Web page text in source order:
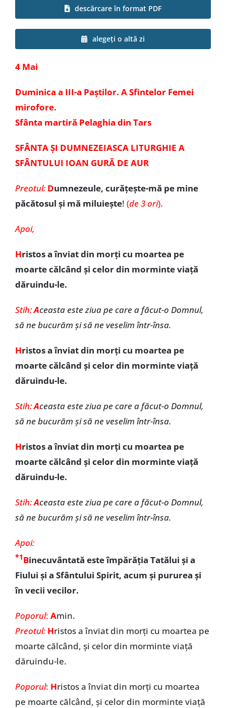
descărcare în format PDF
alegeți o altă zi
4 Mai
Duminica a III-a Paștilor. A Sfintelor Femei
mirofore.
Sfânta martiră Pelaghia din Tars
SFÂNTA ȘI DUMNEZEIASCA LITURGHIE A
SFÂNTULUI IOAN GURĂ DE AUR
Preotul: Dumnezeule, curățește-mă pe mine
păcătosul și mă miluiește! (de 3 ori).
Apoi,
Hristos a înviat din morți cu moartea pe
moarte călcând și celor din morminte viață
dăruindu-le.
Stih:Aceasta este ziua pe care a făcut-o Domnul,
să ne bucurăm și să ne veselim într-însa.
Hristos a înviat din morți cu moartea pe
moarte călcând și celor din morminte viață
dăruindu-le.
Stih:Aceasta este ziua pe care a făcut-o Domnul,
să ne bucurăm și să ne veselim într-însa.
Hristos a înviat din morți cu moartea pe
moarte călcând și celor din morminte viață
dăruindu-le.
Stih:Aceasta este ziua pe care a făcut-o Domnul,
să ne bucurăm și să ne veselim într-însa.
Apoi:
*1Binecuvântată este împărăția Tatălui și a
Fiului și a Sfântului Spirit, acum și pururea și
în vecii vecilor.
Poporul: Amin.
Preotul: Hristos a înviat din morți cu moartea pe
moarte călcând, și celor din morminte viață
dăruindu-le.
Poporul: Hristos a înviat din morți cu moartea
pe moarte călcând, și celor din morminte viață